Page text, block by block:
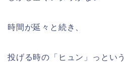
時間が延々と続き、
投げる時の「ヒュン」っという